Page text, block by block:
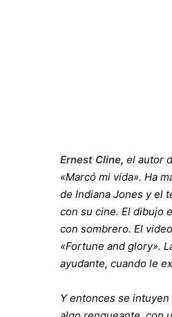
Ernest Cline, el autor
«Marcó mi vida». Ha
de Indiana Jones y el
con su cine. El dibujo
con sombrero. El
«Fortune and glory».
ayudante, cuando le
Y entonces se